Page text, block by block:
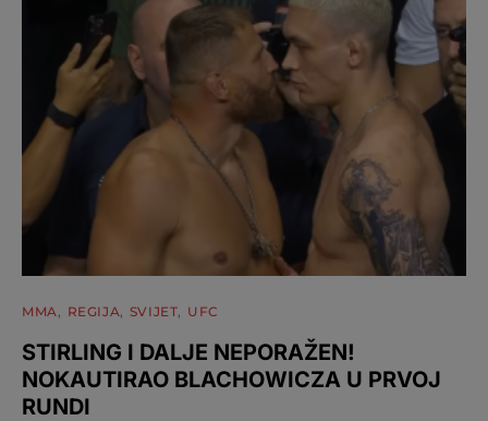
MMA REGIJA SVIJET UFC
STIRLING I DALJE NEPORAŽEN!
NOKAUTIRAO BLACHOWICZA U PRVOJ
RUNDI